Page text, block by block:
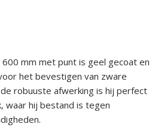
600 mm met punt is geel gecoat en
het bevestigen van zware
robuuste afwerking is hij perfect
waar hij bestand is tegen